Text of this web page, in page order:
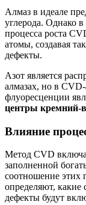
Алмаз в идеале
углерода. Однако в
процесса роста
атомы, создавая
дефекты.
Азот является
алмазах, но в
флуоресценции
центры кремний-
Влияние
Метод CVD
заполненной
соотношение этих
определяют, какие
дефекты будут